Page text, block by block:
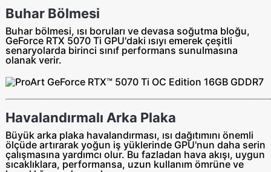
Buhar Bölmesi
Buhar bölmesi, ısı boruları ve devasa soğutma bloğu,
GeForce RTX 5070 Ti GPU'daki ısıyı emerek çeşitli
senaryolarda birinci sınıf performans sunulmasına
olanak verir.
Havalandırmalı Arka Plaka
Büyük arka plaka havalandırması, ısı dağıtımını önemli
ölçüde artırarak yoğun iş yüklerinde GPU'nun daha serin
çalışmasına yardımcı olur. Bu fazladan hava akışı, uygun
sıcaklıklara, performansa, uzun kullanım ömrüne ve